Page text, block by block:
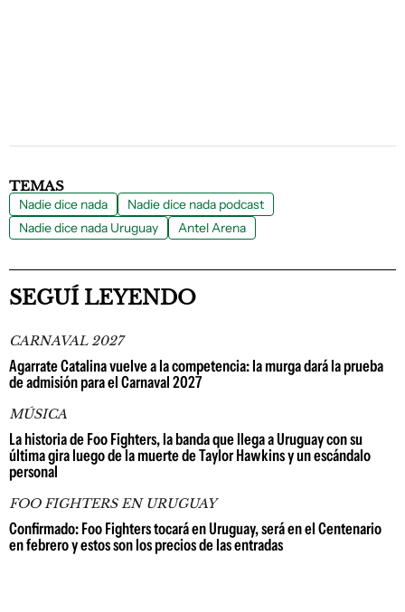
TEMAS
Nadie dice nada
Nadie dice nada podcast
Nadie dice nada Uruguay
Antel Arena
SEGUÍ LEYENDO
CARNAVAL 2027
Agarrate Catalina vuelve a la competencia: la murga dará la prueba
de admisión para el Carnaval 2027
MÚSICA
La historia de Foo Fighters, la banda que llega a Uruguay con su
última gira luego de la muerte de Taylor Hawkins y un escándalo
personal
FOO FIGHTERS EN URUGUAY
Confirmado: Foo Fighters tocará en Uruguay, será en el Centenario
en febrero y estos son los precios de las entradas